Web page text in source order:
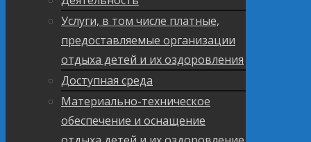
Услуги, в том числе платные,
предоставляемые организации
отдыха детей и их оздоровления
Доступная среда
Материально-техническое
обеспечение и оснащение